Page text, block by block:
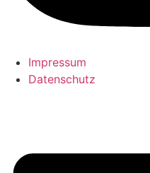
Impressum
Datenschutz